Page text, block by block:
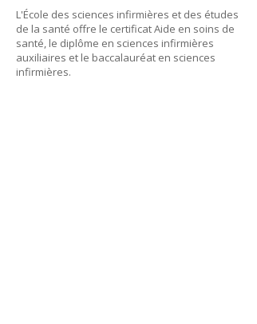
L'École des sciences infirmières et des études
de la santé offre le certificat Aide en soins de
santé, le diplôme en sciences infirmières
auxiliaires et le baccalauréat en sciences
infirmières.